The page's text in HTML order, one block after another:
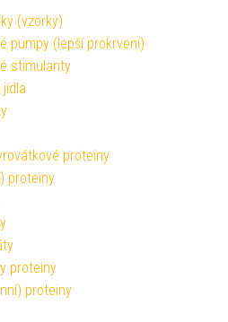
(vzorky)
pumpy (lepší prokrvení)
stimulanty
proteiny
proteiny
proteiny
proteiny